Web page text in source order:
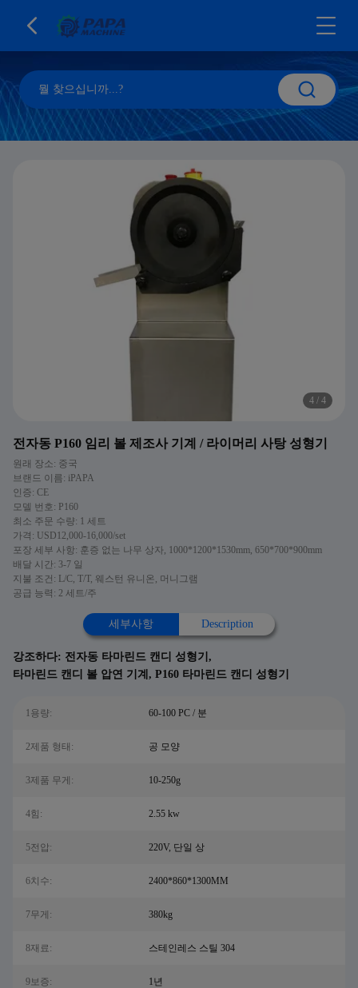
4 / 4
전자동 P160 임리 볼 제조사 기계 / 라이머리 사탕 성형기
원래 장소: 중국
브랜드 이름: iPAPA
인증: CE
모델 번호: P160
최소 주문 수량: 1 세트
가격: USD12,000-16,000/set
포장 세부 사항: 훈증 없는 나무 상자, 1000*1200*1530mm, 650*700*900mm
배달 시간: 3-7 일
지불 조건: L/C, T/T, 웨스턴 유니온, 머니그램
공급 능력: 2 세트/주
세부사항 Description
강조하다: 전자동 타마린드 캔디 성형기 ,
타마린드 캔디 볼 압연 기계 , P160 타마린드 캔디 성형기
1용량: 60-100 PC / 분
2제품 형태: 공 모양
3제품 무게: 10-250g
4힘: 2.55 kw
5전압: 220V, 단일 상
6치수: 2400*860*1300MM
7무게: 380kg
8재료: 스테인레스 스틸 304
9보증: 1년